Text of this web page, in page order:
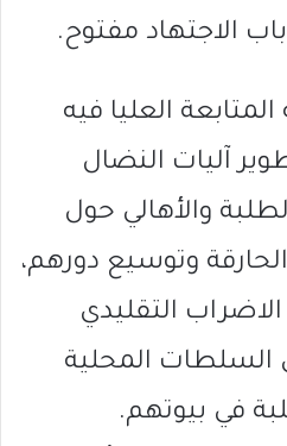
الاجتهاد مفتوح.
المتابعة العليا فيه
آليات النضال
والأهالي حول
وتوسيع دورهم،
التقليدي
المحلية
في بيوتهم.